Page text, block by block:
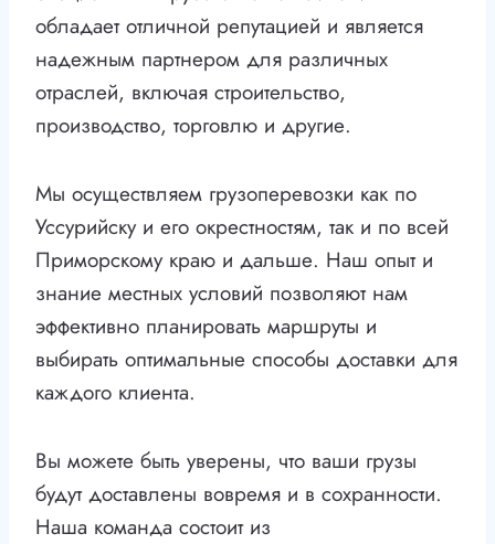
обладает отличной репутацией и является
надежным партнером для различных
отраслей, включая строительство,
производство, торговлю и другие.
Мы осуществляем грузоперевозки как по
Уссурийску и его окрестностям, так и по всей
Приморскому краю и дальше. Наш опыт и
знание местных условий позволяют нам
эффективно планировать маршруты и
выбирать оптимальные способы доставки для
каждого клиента.
Вы можете быть уверены, что ваши грузы
будут доставлены вовремя и в сохранности.
Наша команда состоит из